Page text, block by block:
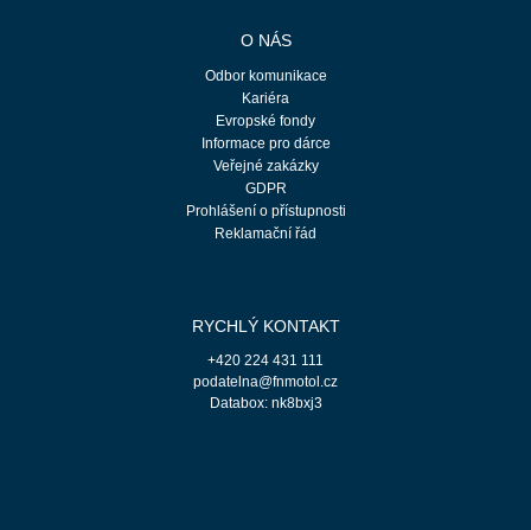
O NÁS
Odbor komunikace
Kariéra
Evropské fondy
Informace pro dárce
Veřejné zakázky
GDPR
Prohlášení o přístupnosti
Reklamační řád
RYCHLÝ KONTAKT
+420 224 431 111
podatelna@fnmotol.cz
Databox: nk8bxj3